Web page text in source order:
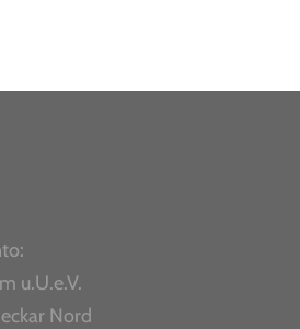
u.U.e.V.
Nord